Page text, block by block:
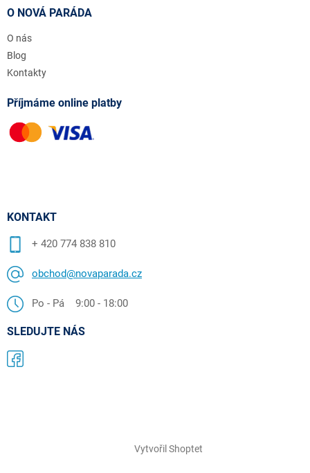
O NOVÁ PARÁDA
O nás
Blog
Kontakty
Příjmáme online platby
KONTAKT
+ 420 774 838 810
obchod@novaparada.cz
Po - Pá 9:00 - 18:00
SLEDUJTE NÁS
Vytvořil Shoptet